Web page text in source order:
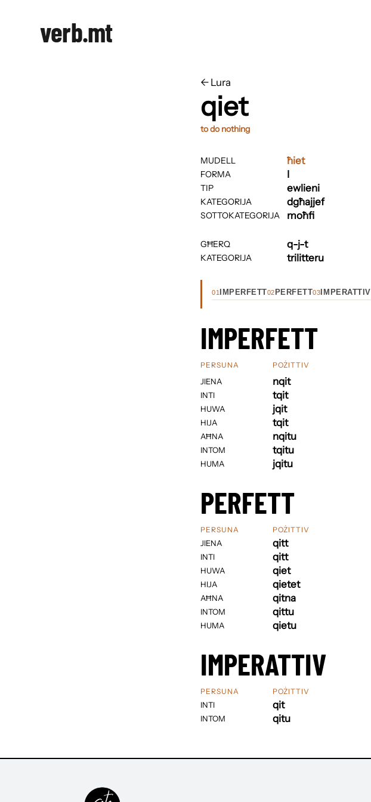
verb.mt
← ​​Lura
qiet
to do nothing
MUDELL
FORMA
TIP
KATEGORIJA
SOTTOKATEGORIJA
GĦERQ
KATEGORIJA
ħiet
ewlieni
dgħajjef
moħfi
q-j-t
trilitteru
01 IMPERFETT02 PERFETT03 IMPERATTIV
IMPERFETT
PERSUNA
JIENA
INTI
HUWA
HIJA
AĦNA
INTOM
HUMA
POŻITTIV
nqit
tqit
jqit
tqit
nqitu
tqitu
jqitu
PERFETT
PERSUNA
JIENA
INTI
HUWA
HIJA
AĦNA
INTOM
HUMA
POŻITTIV
qitt
qitt
qiet
qietet
qitna
qittu
qietu
IMPERATTIV
PERSUNA
INTI
INTOM
POŻITTIV
qit
qitu